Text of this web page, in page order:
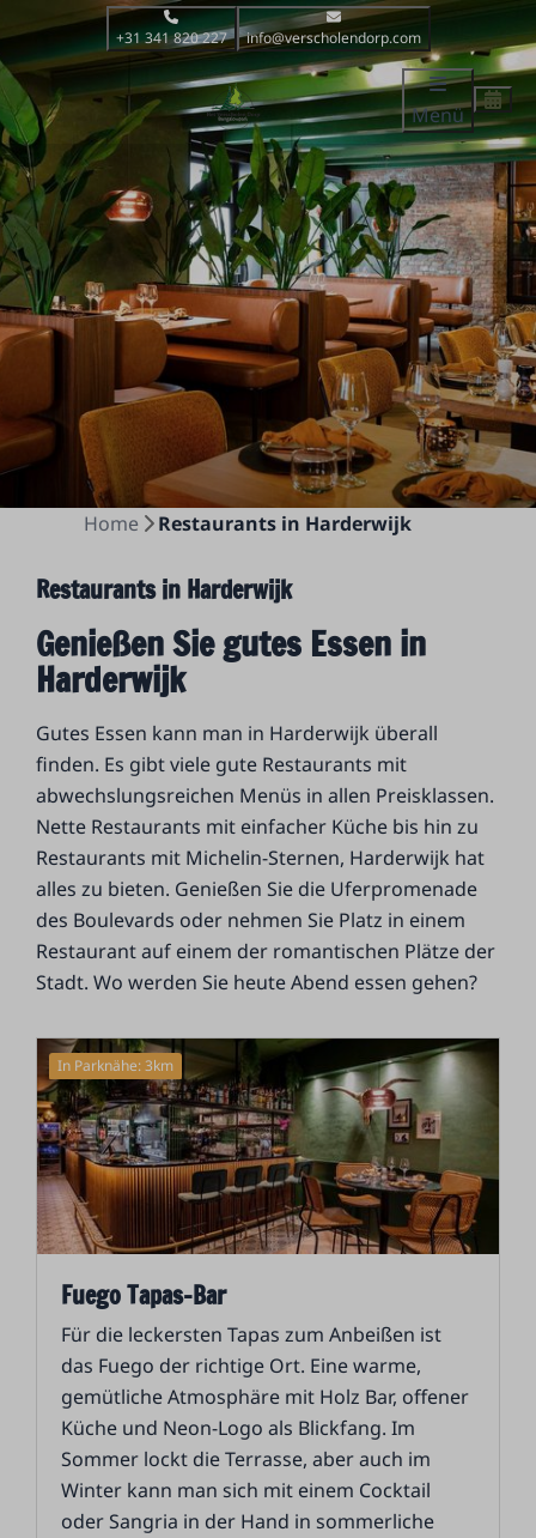
+31 341 820 227 info@verscholendorp.com
Menü
Home Restaurants in Harderwijk
Restaurants in Harderwijk
Genießen Sie gutes Essen in
Harderwijk
Gutes Essen kann man in Harderwijk überall
finden. Es gibt viele gute Restaurants mit
abwechslungsreichen Menüs in allen Preisklassen.
Nette Restaurants mit einfacher Küche bis hin zu
Restaurants mit Michelin-Sternen, Harderwijk hat
alles zu bieten. Genießen Sie die Uferpromenade
des Boulevards oder nehmen Sie Platz in einem
Restaurant auf einem der romantischen Plätze der
Stadt. Wo werden Sie heute Abend essen gehen?
In Parknähe: 3km
Fuego Tapas-Bar
Für die leckersten Tapas zum Anbeißen ist
das Fuego der richtige Ort. Eine warme,
gemütliche Atmosphäre mit Holz Bar, offener
Küche und Neon-Logo als Blickfang. Im
Sommer lockt die Terrasse, aber auch im
Winter kann man sich mit einem Cocktail
oder Sangria in der Hand in sommerliche